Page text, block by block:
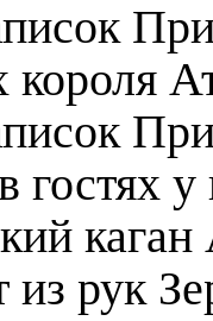
короля
гостях
каган
из рук